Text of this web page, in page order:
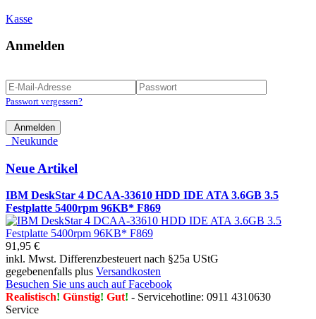
Kasse
Anmelden
Passwort vergessen?
Anmelden
Neukunde
Neue Artikel
IBM DeskStar 4 DCAA-33610 HDD IDE ATA 3.6GB 3.5
Festplatte 5400rpm 96KB* F869
91,95 €
inkl. Mwst. Differenzbesteuert nach §25a UStG
gegebenenfalls plus Versandkosten
Besuchen Sie uns auch auf Facebook
Realistisch! Günstig! Gut! - Servicehotline: 0911 4310630
Service